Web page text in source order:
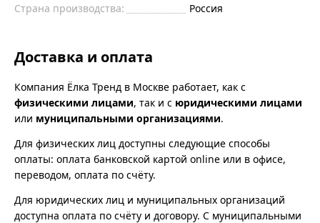
Страна производства:
Россия
Доставка и оплата
Компания Ёлка Тренд в Москве работает, как с
физическими лицами, так и с юридическими лицами
или муниципальными организациями.
Для физических лиц доступны следующие способы
оплаты: оплата банковской картой online или в офисе,
переводом, оплата по счёту.
Для юридических лиц и муниципальных организаций
доступна оплата по счёту и договору. С муниципальными